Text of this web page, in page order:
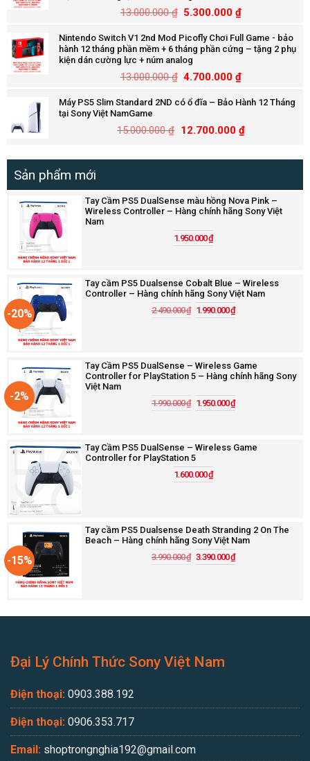
13.000.000₫ 5.300.000₫
Nintendo Switch V1 2nd Mod Picofly Chơi Full Game - bảo
hành 12 tháng phần mềm + 6 tháng phần cứng – tặng 2 phụ
kiện dán cường lực + núm analog
13.000.000₫ 4.700.000₫
Máy PS5 Slim Standard 2ND có ổ đĩa – Bảo Hành 12 Tháng
tại Sony Việt NamGame
15.000.000₫ 12.700.000 ₫
Sản phẩm mới
Tay Cầm PS5 DualSense màu hồng Nova Pink –
Wireless Controller – Hàng chính hãng Sony Việt
Nam
1.950.000₫
-20%
Tay cầm PS5 Dualsense Cobalt Blue – Wireless
Controller – Hàng chính hãng Sony Việt Nam
2.490.000₫ 1.990.000₫
-2%
Tay Cầm PS5 DualSense – Wireless Game
Controller for PlayStation 5 – Hàng chính hãng Sony
Việt Nam
1.990.000₫ 1.950.000₫
Tay Cầm PS5 DualSense – Wireless Game
Controller for PlayStation 5
1.600.000₫
-15%
Tay cầm PS5 Dualsense Death Stranding 2 On The
Beach – Hàng chính hãng Sony Việt Nam
3.990.000₫ 3.390.000₫
Đại Lý Chính Thức Sony Việt Nam
Điện thoại: 0903.388.192
Điện thoại: 0906.353.717
Email: shoptrongnghia192@gmail.com